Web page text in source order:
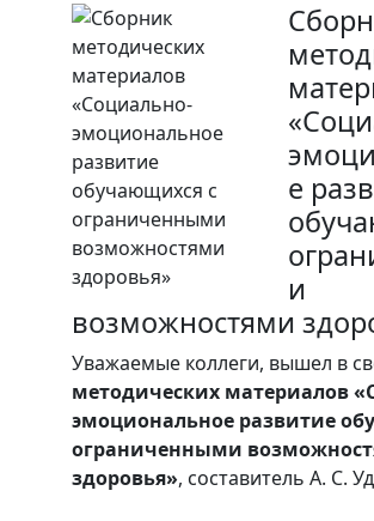
е
и
возможностями
Уважаемые коллеги, вышел в
методических материалов
эмоциональное развитие
ограниченными
здоровья», составитель А. С.